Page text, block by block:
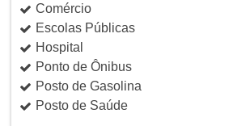
Comércio
Escolas Públicas
Hospital
Ponto de Ônibus
Posto de Gasolina
Posto de Saúde